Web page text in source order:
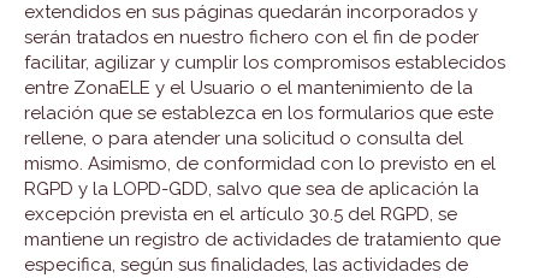
extendidos en sus páginas quedarán incorporados y
serán tratados en nuestro fichero con el fin de poder
facilitar, agilizar y cumplir los compromisos establecidos
entre ZonaELE y el Usuario o el mantenimiento de la
relación que se establezca en los formularios que este
rellene, o para atender una solicitud o consulta del
mismo. Asimismo, de conformidad con lo previsto en el
RGPD y la LOPD-GDD, salvo que sea de aplicación la
excepción prevista en el artículo 30.5 del RGPD, se
mantiene un registro de actividades de tratamiento que
especifica, según sus finalidades, las actividades de